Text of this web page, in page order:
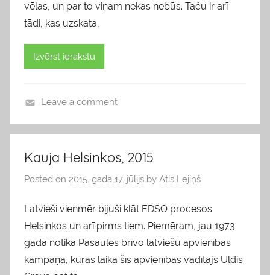
vēlas, un par to viņam nekas nebūs. Taču ir arī
tādi, kas uzskata,
Izvērst ierakstu
l
g
s
Leave a comment
Kauja Helsinkos, 2015
Posted on 2015. gada 17. jūlijs by Atis Lejiņš
Latvieši vienmēr bijuši klāt EDSO procesos
Helsinkos un arī pirms tiem. Piemēram, jau 1973.
gadā notika Pasaules brīvo latviešu apvienības
kampaņa, kuras laikā šīs apvienības vadītājs Uldis